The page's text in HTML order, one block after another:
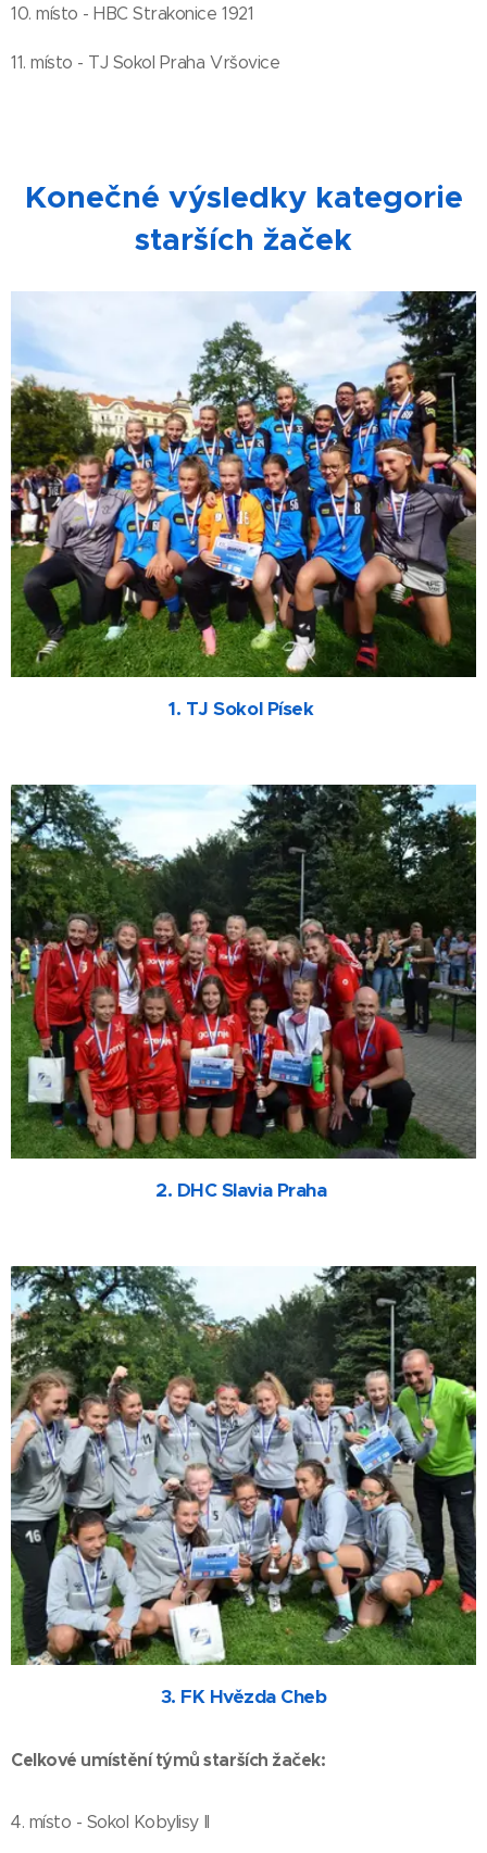
10. místo - HBC Strakonice 1921
11. místo - TJ Sokol Praha Vršovice
Konečné výsledky kategorie
starších žaček
1. TJ Sokol Písek
2. DHC Slavia Praha
3. FK Hvězda Cheb
Celkové umístění týmů starších žaček:
4. místo - Sokol Kobylisy II